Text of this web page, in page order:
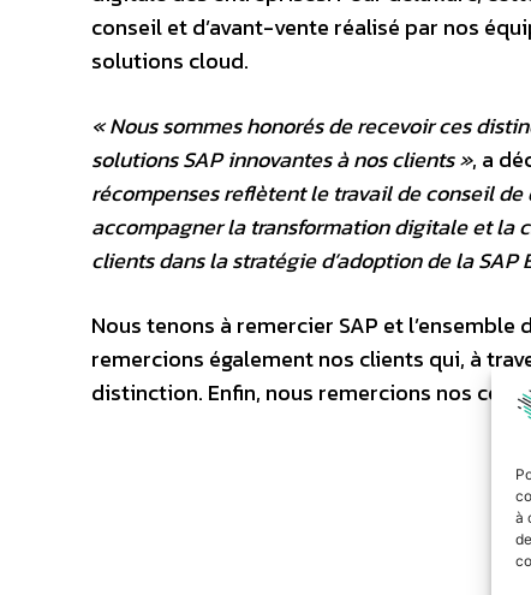
à
conseil et d’avant-vente réalisé par nos
solutions cloud.
« Nous sommes honorés de recevoir ces
solutions SAP innovantes à nos clients », a
récompenses reflètent le travail de conseil
accompagner la transformation digitale et la
clients dans la stratégie d’adoption de la SAP
Nous tenons à remercier SAP et
remercions également nos clients qui, à
distinction. Enfin, nous remercions nos